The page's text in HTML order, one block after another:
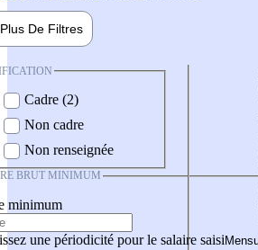
Plus De Filtres
Cadre (2)
Non cadre
Non renseignée
BRUT MINIMUM
minimum
une périodicité pour le salaire saisi